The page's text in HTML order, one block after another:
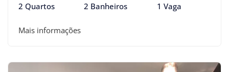
2 Quartos 2 Banheiros 1 Vaga
Mais informações